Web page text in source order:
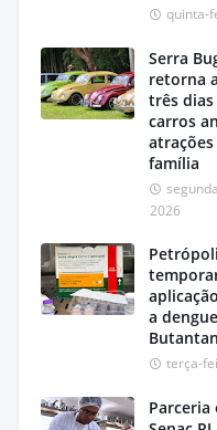
quinta-
Serra
retorna
três
carros
família
2026
a
Butantan
terça-
Parceria